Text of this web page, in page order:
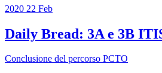
2020 22 Feb
Daily Bread: 3A e 3B
Conclusione del percorso PCTO